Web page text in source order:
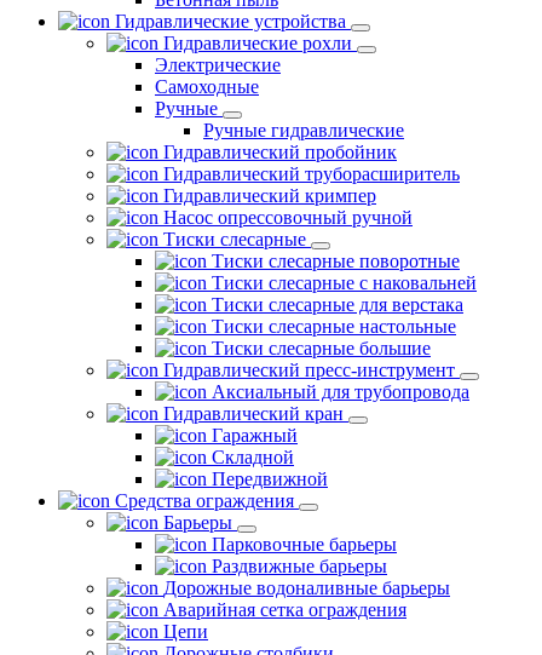
Гидравлические устройства
Гидравлические рохли
Электрические
Самоходные
Ручные
Ручные гидравлические
Гидравлический пробойник
Гидравлический труборасширитель
Гидравлический кримпер
Насос опрессовочный ручной
Тиски слесарные
Тиски слесарные поворотные
Тиски слесарные с наковальней
Тиски слесарные для верстака
Тиски слесарные настольные
Тиски слесарные большие
Гидравлический пресс-инструмент
Аксиальный для трубопровода
Гидравлический кран
Гаражный
Складной
Передвижной
Средства ограждения
Барьеры
Парковочные барьеры
Раздвижные барьеры
Дорожные водоналивные барьеры
Аварийная сетка ограждения
Цепи